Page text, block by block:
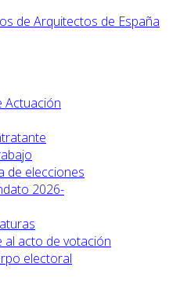
Actuación
de elecciones
2026-
al acto de votación
electoral